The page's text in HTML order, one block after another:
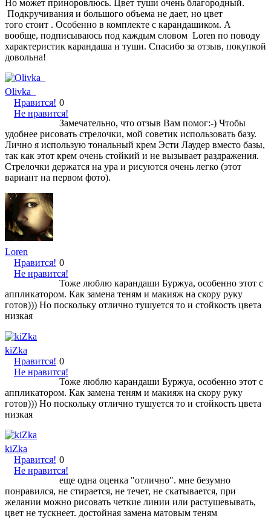
Но может приноровлюсь. Цвет туши очень благородный.
Подкручивания и большого объема не дает, но цвет
того стоит . Особенно в комплекте с карандашиком. А
вообще, подписываюсь под каждым словом Loren по поводу
характеристик карандаша и туши. Спасибо за отзыв, покупкой
довольна!
Olivka_
Нравится!
Не нравится!
0
Замечательно, что отзыв Вам помог:-) Чтобы
удобнее рисовать стрелочки, мой советик использовать базу.
Лично я использую тональный крем Эсти Лаудер вместо базы,
так как этот крем очень стойкий и не вызывает раздражения.
Стрелочки держатся на ура и рисуются очень легко (этот
вариант на первом фото).
Loren
Нравится!
Не нравится!
0
Тоже люблю карандаши Буржуа, особенно этот с
аппликатором. Как замена теням и макияж на скору руку
готов))) Но поскольку отлично тушуется то и стойкость цвета
низкая
kiZka
Нравится!
Не нравится!
0
Тоже люблю карандаши Буржуа, особенно этот с
аппликатором. Как замена теням и макияж на скору руку
готов))) Но поскольку отлично тушуется то и стойкость цвета
низкая
kiZka
Нравится!
Не нравится!
0
еще одна оценка "отлично". мне безумно
понравился, не стирается, не течет, не скатывается, при
желании можно рисовать четкие линии или растушевывать,
цвет не тускнеет. достойная замена матовым теням